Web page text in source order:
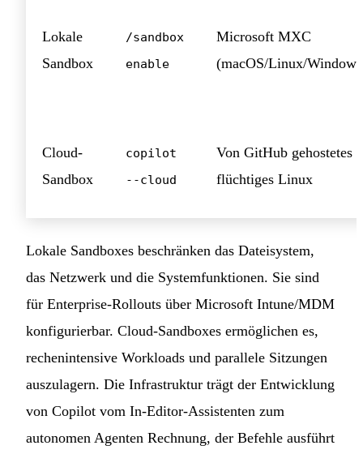
Lokale
Sandbox
/sandbox
enable
Microsoft MXC
(macOS/Linux/
Cloud-
Sandbox
copilot
--cloud
Von GitHub gehostetes
flüchtiges Linux
Lokale Sandboxes beschränken das Dateisystem,
das Netzwerk und die Systemfunktionen. Sie sind
für Enterprise-Rollouts über Microsoft Intune/MDM
konfigurierbar. Cloud-Sandboxes ermöglichen es,
rechenintensive Workloads und parallele Sitzungen
auszulagern. Die Infrastruktur trägt der Entwicklung
von Copilot vom In-Editor-Assistenten zum
autonomen Agenten Rechnung, der Befehle ausführt